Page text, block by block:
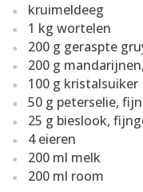
kruimeldeeg
1 kg wortelen
200 g geraspte
200 g
100 g kristalsuiker
50 g peterselie,
25 g bieslook,
4 eieren
200 ml melk
200 ml room